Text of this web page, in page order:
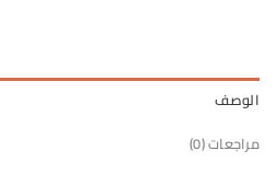
الوصف
مراجعات (0)